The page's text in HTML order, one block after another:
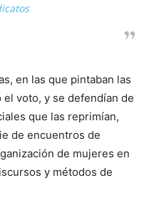
en las que pintaban las
voto, y se defendían de
que las reprimían,
de encuentros de
de mujeres en
y métodos de